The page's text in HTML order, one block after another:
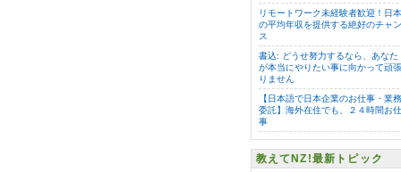
リモートワーク未経験者歓迎！日本
の平均年収を提供する絶好のチャン
ス
書込: どうせ努力するなら、あなた
が本当にやりたい事に向かって頑張
りません
【日本語で日本企業のお仕事・業務
委託】海外在住でも、２４時間お仕
事
教えてNZ!最新トピック